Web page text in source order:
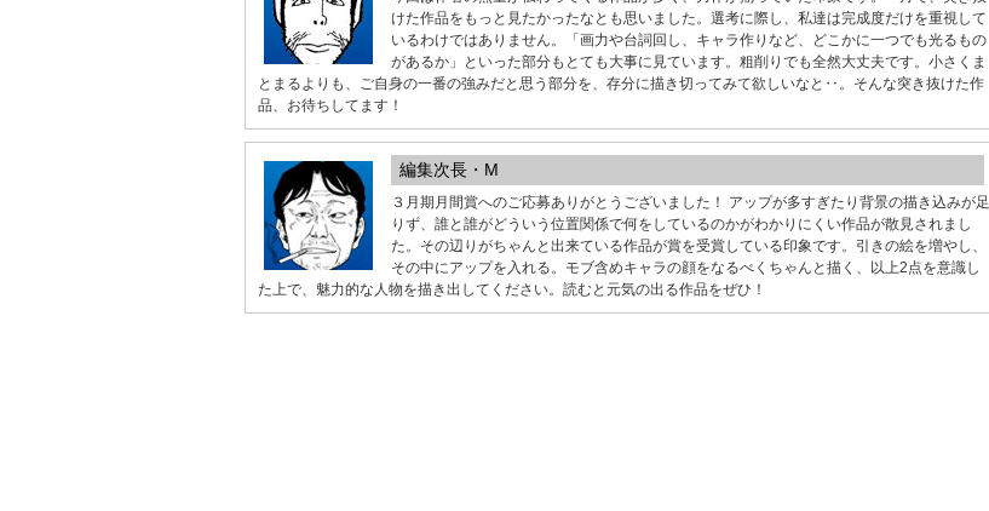
けた作品をもっと見たかったなとも思いました。選考に際し、私達は完成度だけを重視して
いるわけではありません。「画力や台詞回し、キャラ作りなど、どこかに一つでも光るもの
があるか」といった部分もとても大事に見ています。粗削りでも全然大丈夫です。小さくま
とまるよりも、ご自身の一番の強みだと思う部分を、存分に描き切ってみて欲しいなと‥。そんな突き抜けた作
品、お待ちしてます！
編集次長・M
３月期月間賞へのご応募ありがとうございました！ アップが多すぎたり背景の描き込みが足
りず、誰と誰がどういう位置関係で何をしているのかがわかりにくい作品が散見されまし
た。その辺りがちゃんと出来ている作品が賞を受賞している印象です。引きの絵を増やし、
その中にアップを入れる。モブ含めキャラの顔をなるべくちゃんと描く、以上2点を意識し
た上で、魅力的な人物を描き出してください。読むと元気の出る作品をぜひ！